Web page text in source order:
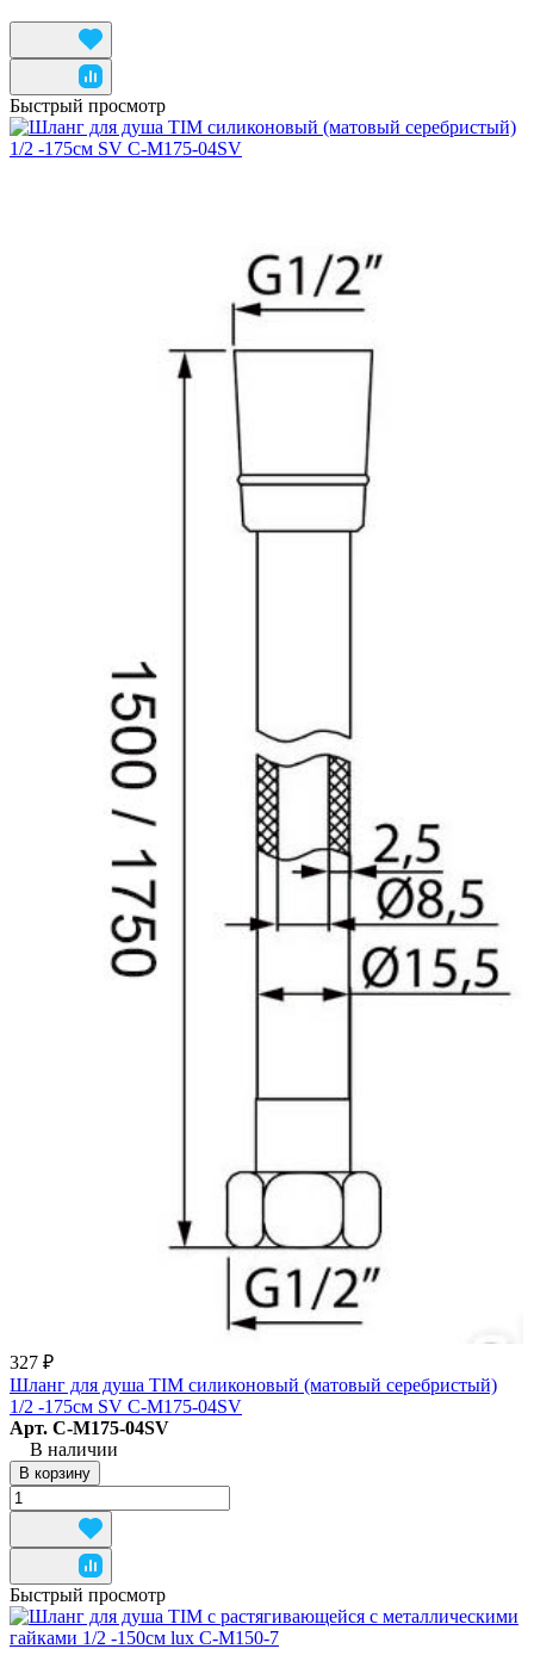
Быстрый просмотр
327 ₽
Шланг для душа TIM силиконовый (матовый серебристый)
1/2 -175см SV C-M175-04SV
Арт. C-M175-04SV
В наличии
В корзину
Быстрый просмотр